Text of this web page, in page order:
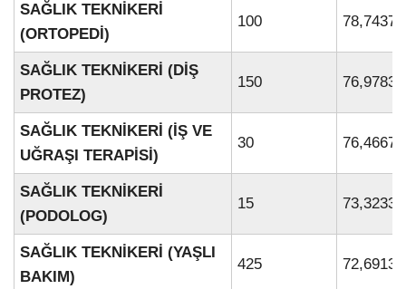
SAĞLIK TEKNİKERİ
(ORTOPEDİ)
100 78,74370
SAĞLIK TEKNİKERİ (DİŞ
PROTEZ)
150 76,97831
SAĞLIK TEKNİKERİ (İŞ VE
UĞRAŞI TERAPİSİ)
30 76,46673
SAĞLIK TEKNİKERİ
(PODOLOG)
15 73,32334
SAĞLIK TEKNİKERİ (YAŞLI
BAKIM)
425 72,69132